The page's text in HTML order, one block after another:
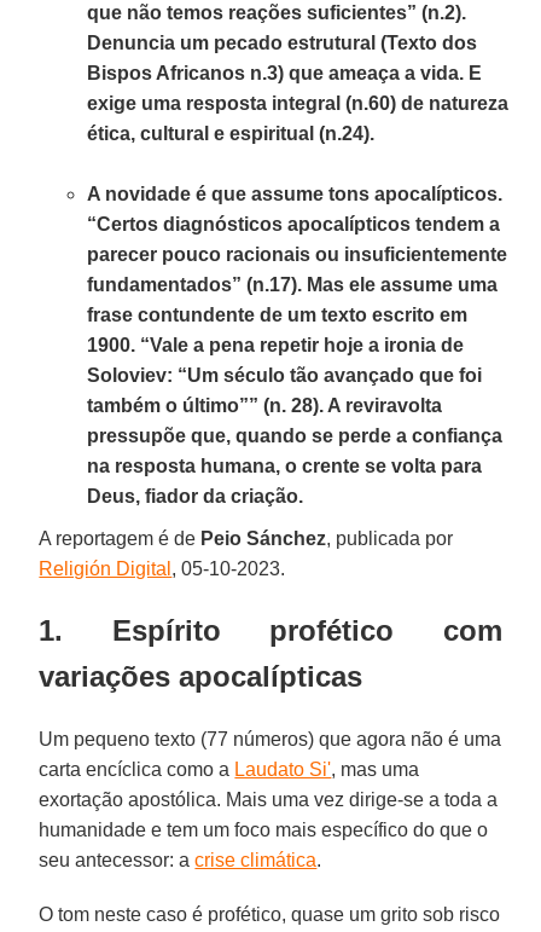
que não temos reações suficientes” (n.2).
Denuncia um pecado estrutural (Texto dos
Bispos Africanos n.3) que ameaça a vida. E
exige uma resposta integral (n.60) de natureza
ética, cultural e espiritual (n.24).
A novidade é que assume tons apocalípticos.
“Certos diagnósticos apocalípticos tendem a
parecer pouco racionais ou insuficientemente
fundamentados” (n.17). Mas ele assume uma
frase contundente de um texto escrito em
1900. “Vale a pena repetir hoje a ironia de
Soloviev: “Um século tão avançado que foi
também o último”” (n. 28). A reviravolta
pressupõe que, quando se perde a confiança
na resposta humana, o crente se volta para
Deus, fiador da criação.
A reportagem é de Peio Sánchez, publicada por
Religión Digital , 05-10-2023.
1. Espírito profético com
variações apocalípticas
Um pequeno texto (77 números) que agora não é uma
carta encíclica como a Laudato Si', mas uma
exortação apostólica. Mais uma vez dirige-se a toda a
humanidade e tem um foco mais específico do que o
seu antecessor: acrise climática.
O tom neste caso é profético, quase um grito sob risco